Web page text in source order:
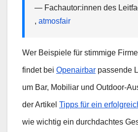
— Fachautor:innen des
, atmosfair
Wer Beispiele für stimmige
findet bei Openairbar passende
um Bar, Mobiliar und Outdoor-
der Artikel Tipps für ein
wie wichtig ein durchdachtes